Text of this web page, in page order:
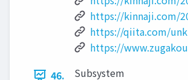
https://kinnaji.com/
https://qiita.com/
https://
46.
Subsystem